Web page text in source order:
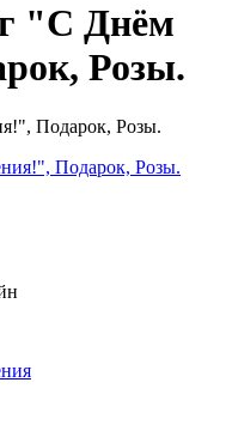
"С Днём
Розы.
Подарок, Розы.